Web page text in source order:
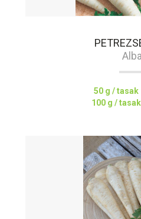
Alba
50 g / tasak
100 g / tasak